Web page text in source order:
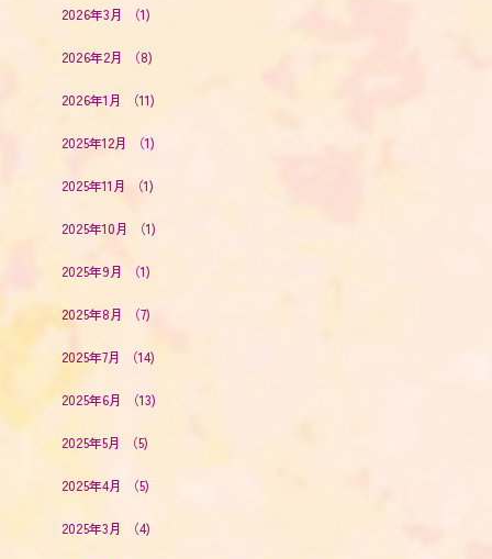
2026年3月 （1)
2026年2月 （8)
2026年1月 （11)
2025年12月 （1)
2025年11月 （1)
2025年10月 （1)
2025年9月 （1)
2025年8月 （7)
2025年7月 （14)
2025年6月 （13)
2025年5月 （5)
2025年4月 （5)
2025年3月 （4)